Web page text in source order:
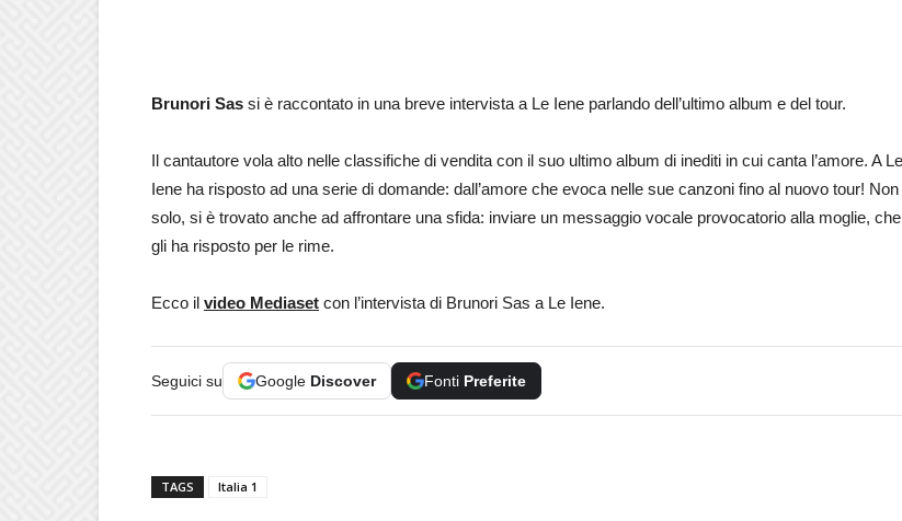
Brunori Sas si è raccontato in una breve intervista a Le Iene parlando dell’ultimo album e del tour.
Il cantautore vola alto nelle classifiche di vendita con il suo ultimo album di inediti in cui canta l’amore. A Le
Iene ha risposto ad una serie di domande: dall’amore che evoca nelle sue canzoni fino al nuovo tour! Non
solo, si è trovato anche ad affrontare una sfida: inviare un messaggio vocale provocatorio alla moglie, che
gli ha risposto per le rime.
Ecco il video Mediaset con l’intervista di Brunori Sas a Le Iene.
Seguici su Google Discover Fonti Preferite
TAGS Italia 1